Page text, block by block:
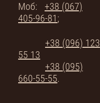
Mоб: +38 (067)
405-96-81 ;
+38 (096) 123
55 13
+38 (095)
660-55-55.